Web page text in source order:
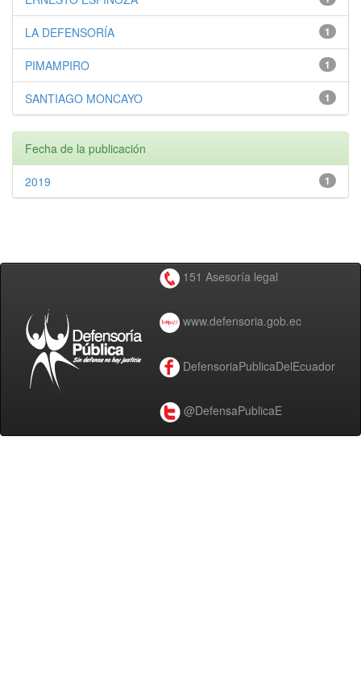
1
LA DEFENSORÍA
1
PIMAMPIRO
1
SANTIAGO MONCAYO
Fecha de la publicación
1
2019
151 Asesoría legal
www.defensoria.gob.ec
DefensoriaPublicaDelEcuador
@DefensaPublicaE